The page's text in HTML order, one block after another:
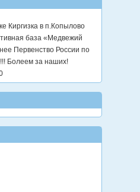
Киргизка в п.Копылово
база «Медвежий
Первенство России по
Болеем за наших!